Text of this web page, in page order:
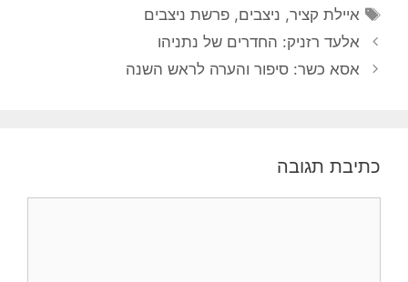
תגיות
איילת קציר, ניצבים,פרשת ניצבים
אלעד רזניק: החדרים של נתניהו
אסא כשר: סיפור והערה לראש השנה
כתיבת תגובה